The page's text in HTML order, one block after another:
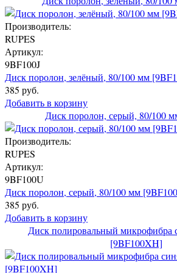
Производитель:
RUPES
Артикул:
9BF100J
Диск поролон, зелёный, 80/100 мм
385 руб.
Добавить в корзину
Диск поролон, серый, 80/100
Производитель:
RUPES
Артикул:
9BF100U
Диск поролон, серый, 80/100 мм
385 руб.
Добавить в корзину
Диск полировальный микрофибра
[9BF100XH]